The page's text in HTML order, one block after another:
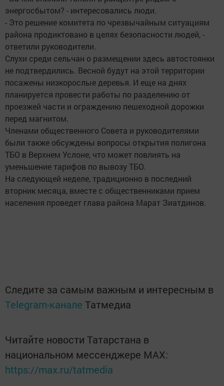
энергосбытом? - интересовались люди.
- Это решение комитета по чрезвычайным ситуациям
района продиктовано в целях безопасности людей, -
ответили руководители.
Слухи среди сельчан о размещении здесь автостоянки
не подтвердились. Весной будут на этой территории
посажены низкорослые деревья. И еще на днях
планируется провести работы по разделению от
проезжей части и ограждению пешеходной дорожки
перед магнитом.
Членами общественного Совета и руководителями
были также обсуждены вопросы открытия полигона
ТБО в Верхнем Услоне, что может повлиять на
уменьшение тарифов по вывозу ТБО.
На следующей неделе, традиционно в последний
вторник месяца, вместе с общественниками прием
населения проведет глава района Марат Зиатдинов.
Следите за самым важным и интересным в
Telegram-канале Татмедиа
Читайте новости Татарстана в
национальном мессенджере MАХ:
https://max.ru/tatmedia